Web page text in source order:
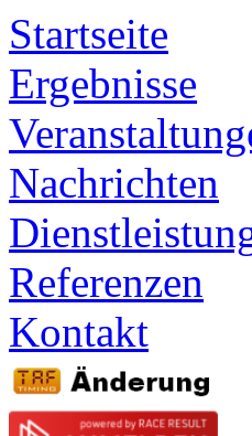
Startseite
Ergebnisse
Nachrichten
Referenzen
Kontakt